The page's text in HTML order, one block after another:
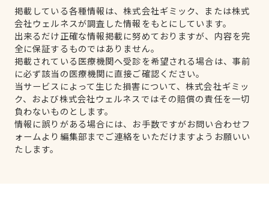
掲載している各種情報は、株式会社ギミック、または株式
会社ウェルネスが調査した情報をもとにしています。
出来るだけ正確な情報掲載に努めておりますが、内容を完
全に保証するものではありません。
掲載されている医療機関へ受診を希望される場合は、事前
に必ず該当の医療機関に直接ご確認ください。
当サービスによって生じた損害について、株式会社ギミッ
ク、および株式会社ウェルネスではその賠償の責任を一切
負わないものとします。
情報に誤りがある場合には、お手数ですがお問い合わせフ
ォームより編集部までご連絡をいただけますようお願いい
たします。